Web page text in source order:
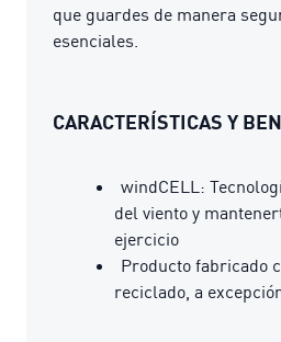
que guardes de manera
esenciales.
CARACTERÍSTICAS Y
windCELL:
del viento y
ejercicio
Producto fabricado
reciclado, a